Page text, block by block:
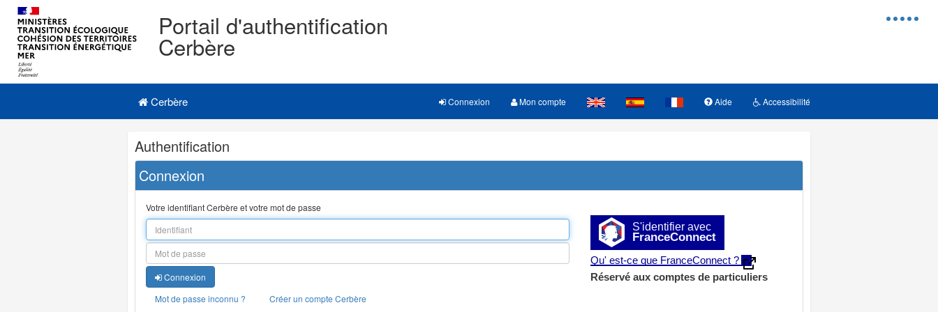
Menu
Portail d'authentification
Cerbère
Navigation
Menu principal
Cerbère Connexion Mon compte Aide Accessibilité
Navigation
et
outils
annexes
Authentification
Connexion
S'identifier avec
FranceConnect
Qu' est-ce que FranceConnect ?
Réservé aux comptes de particuliers
Votre identifiant Cerbère et votre mot de passe
Connexion
Mot de passe inconnu ?
Créer un compte Cerbère